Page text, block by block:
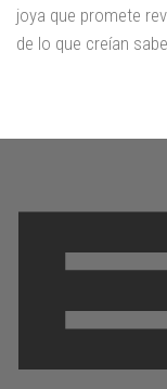
joya que promete
de lo que creían